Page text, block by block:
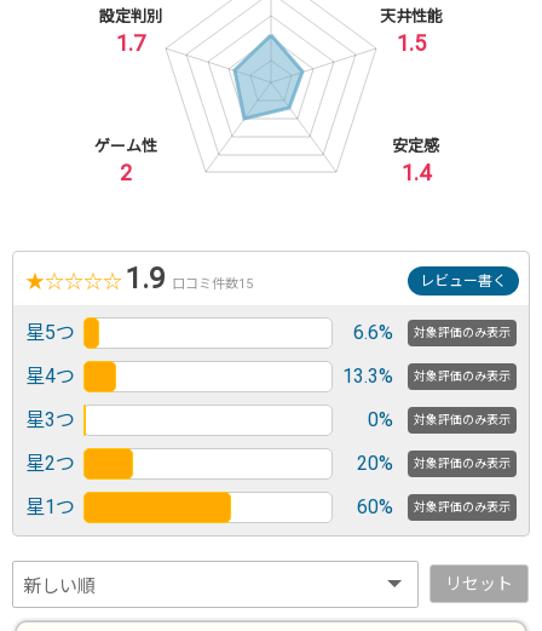
1.5
天井性能
1.4
安定感
2
ゲーム性
1.7
設定判別
★☆☆☆☆ 1.9 口コミ件数15 レビュー書く
星5つ 6.6% 対象評価のみ表示
星4つ 13.3% 対象評価のみ表示
星3つ 0% 対象評価のみ表示
星2つ 20% 対象評価のみ表示
星1つ 60% 対象評価のみ表示
リセット